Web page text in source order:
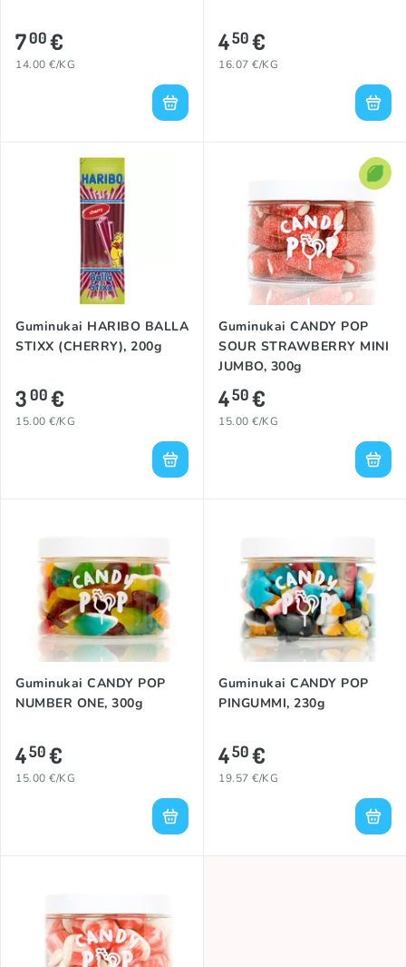
700€
14.00 €/KG
450€
16.07 €/KG
Guminukai HARIBO BALLA
STIXX (CHERRY), 200g
300€
15.00 €/KG
Guminukai CANDY POP
SOUR STRAWBERRY MINI
JUMBO, 300g
450€
15.00 €/KG
Guminukai CANDY POP
NUMBER ONE, 300g
450€
15.00 €/KG
Guminukai CANDY POP
PINGUMMI, 230g
450€
19.57 €/KG